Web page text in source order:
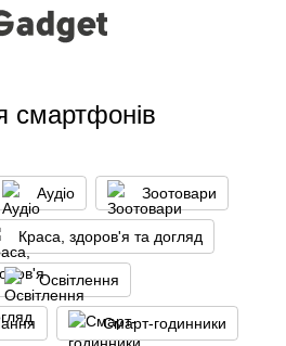
смартфонів
Аудіо Зоотовари
Краса, здоров'я та догляд
Освітлення
Смарт-годинники